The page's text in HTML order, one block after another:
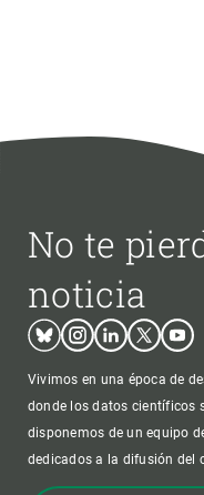
No te
noticia
BlueskyInstagram
LinkedinTwitter
Vivimos en una época de
donde los datos científicos
disponemos de un equipo
dedicados a la difusión del